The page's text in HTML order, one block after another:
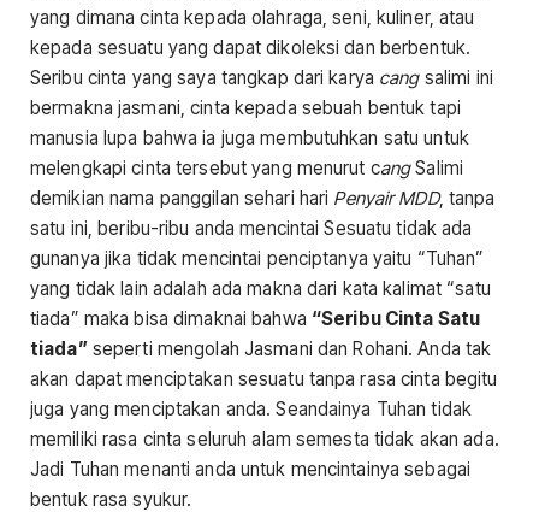
yang dimana cinta kepada olahraga, seni, kuliner, atau
kepada sesuatu yang dapat dikoleksi dan berbentuk.
Seribu cinta yang saya tangkap dari karya cangsalimi ini
bermakna jasmani, cinta kepada sebuah bentuk tapi
manusia lupa bahwa ia juga membutuhkan satu untuk
melengkapi cinta tersebut yang menurut cangSalimi
demikian nama panggilan sehari hari Penyair MDD, tanpa
satu ini, beribu-ribu anda mencintai Sesuatu tidak ada
gunanya jika tidak mencintai penciptanya yaitu “Tuhan”
yang tidak lain adalah ada makna dari kata kalimat “satu
tiada” maka bisa dimaknai bahwa “Seribu Cinta Satu
tiada”seperti mengolah Jasmani dan Rohani. Anda tak
akan dapat menciptakan sesuatu tanpa rasa cinta begitu
juga yang menciptakan anda. Seandainya Tuhan tidak
memiliki rasa cinta seluruh alam semesta tidak akan ada.
Jadi Tuhan menanti anda untuk mencintainya sebagai
bentuk rasa syukur.